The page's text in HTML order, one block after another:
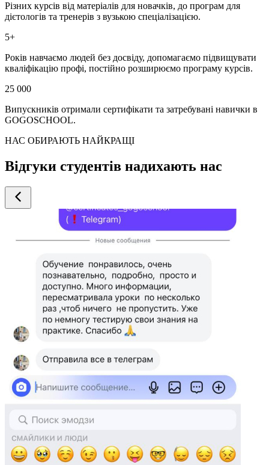
Різних курсів від матеріалів для новачків, до програм для
дієтологів та тренерів з вузькою спеціалізацією.
5+
Років навчаємо людей без досвіду, допомагаємо підвищувати
кваліфікацію профі, постійно розширюємо програму курсів.
25 000
Випускників отримали сертифікати та затребувані навички в
GOGOSCHOOL.
НАС ОБИРАЮТЬ НАЙКРАЩІ
Відгуки студентів надихають нас